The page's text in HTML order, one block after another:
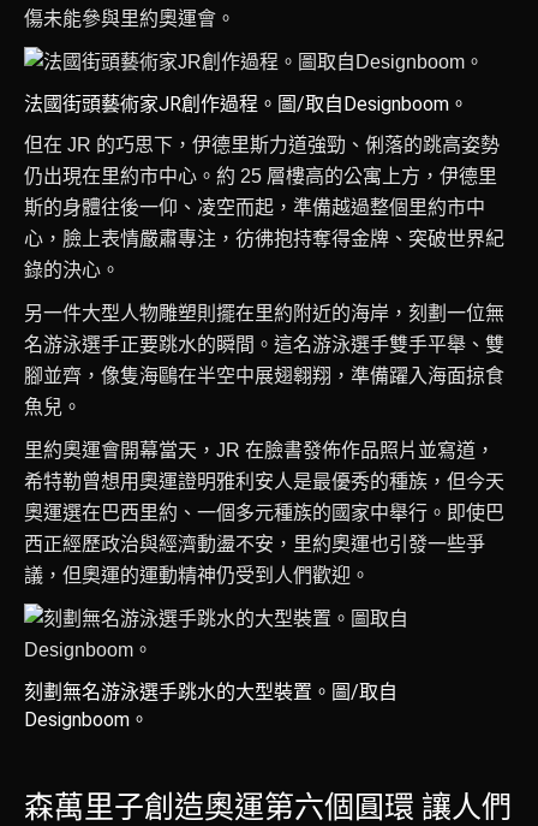
傷未能參與里約奧運會。
法國街頭藝術家JR創作過程。圖/取自Designboom。
但在 JR 的巧思下，伊德里斯力道強勁、俐落的跳高姿勢
仍出現在里約市中心。約 25 層樓高的公寓上方，伊德里
斯的身體往後一仰、凌空而起，準備越過整個里約市中
心，臉上表情嚴肅專注，彷彿抱持奪得金牌、突破世界紀
錄的決心。
另一件大型人物雕塑則擺在里約附近的海岸，刻劃一位無
名游泳選手正要跳水的瞬間。這名游泳選手雙手平舉、雙
腳並齊，像隻海鷗在半空中展翅翱翔，準備躍入海面掠食
魚兒。
里約奧運會開幕當天，JR 在臉書發佈作品照片並寫道，
希特勒曾想用奧運證明雅利安人是最優秀的種族，但今天
奧運選在巴西里約、一個多元種族的國家中舉行。即使巴
西正經歷政治與經濟動盪不安，里約奧運也引發一些爭
議，但奧運的運動精神仍受到人們歡迎。
刻劃無名游泳選手跳水的大型裝置。圖/取自
Designboom。
森萬里子創造奧運第六個圓環 讓人們